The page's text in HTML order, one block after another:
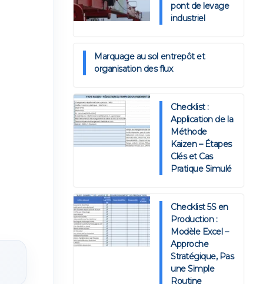
pont de levage
industriel
Marquage au sol entrepôt et
organisation des flux
Checklist :
Application de la
Méthode
Kaizen – Étapes
Clés et Cas
Pratique Simulé
Checklist 5S en
Production :
Modèle Excel –
Approche
Stratégique, Pas
une Simple
Routine